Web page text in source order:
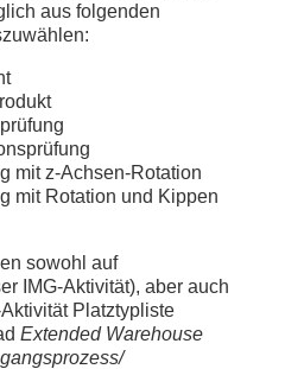
aus folgenden
mit z-Achsen-Rotation
mit Rotation und Kippen
sowohl auf
IMG-Aktivität), aber auch
Platztypliste
Extended Warehouse